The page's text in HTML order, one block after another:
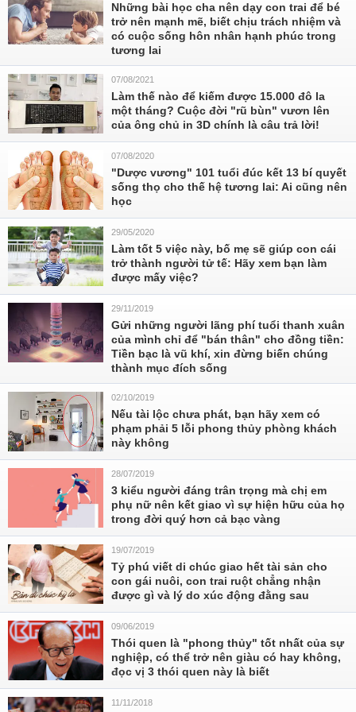
Những bài học cha nên dạy con trai để bé
trở nên mạnh mẽ, biết chịu trách nhiệm và
có cuộc sống hôn nhân hạnh phúc trong
tương lai
07/08/2021
Làm thế nào để kiếm được 15.000 đô la
một tháng? Cuộc đời "rũ bùn" vươn lên
của ông chủ in 3D chính là câu trả lời!
07/08/2020
"Dược vương" 101 tuổi đúc kết 13 bí quyết
sống thọ cho thế hệ tương lai: Ai cũng nên
học
29/05/2020
Làm tốt 5 việc này, bố mẹ sẽ giúp con cái
trở thành người tử tế: Hãy xem bạn làm
được mấy việc?
29/11/2019
Gửi những người lãng phí tuổi thanh xuân
của mình chỉ để "bán thân" cho đồng tiền:
Tiền bạc là vũ khí, xin đừng biến chúng
thành mục đích sống
02/10/2019
Nếu tài lộc chưa phát, bạn hãy xem có
phạm phải 5 lỗi phong thủy phòng khách
này không
28/07/2019
3 kiểu người đáng trân trọng mà chị em
phụ nữ nên kết giao vì sự hiện hữu của họ
trong đời quý hơn cả bạc vàng
19/07/2019
Tỷ phú viết di chúc giao hết tài sản cho
con gái nuôi, con trai ruột chẳng nhận
được gì và lý do xúc động đằng sau
09/06/2019
Thói quen là "phong thủy" tốt nhất của sự
nghiệp, có thể trở nên giàu có hay không,
đọc vị 3 thói quen này là biết
11/11/2018